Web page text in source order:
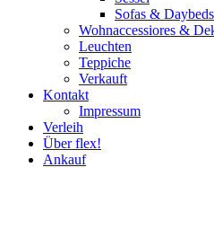
Sofas & Daybeds
Wohnaccessiores &
Leuchten
Teppiche
Verkauft
Kontakt
Impressum
Verleih
Über flex!
Ankauf